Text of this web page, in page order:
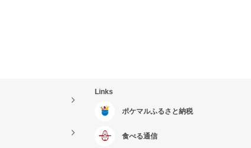
Links
ポケマルふるさと納税
食べる通信